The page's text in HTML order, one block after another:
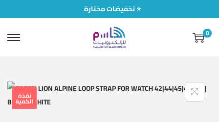
تخفيضات مختارة ⭐
0
نفذة
الكمية